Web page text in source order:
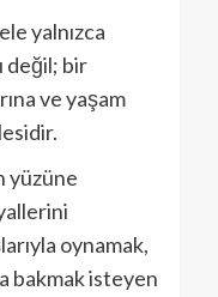
yalnızca
değil; bir
ve yaşam
yüzüne
oynamak,
bakmak isteyen